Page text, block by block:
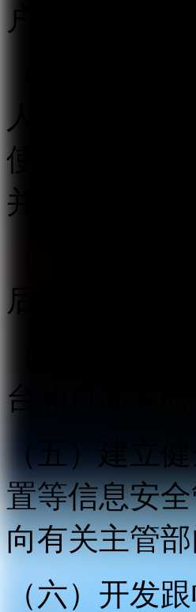
户提供跟帖评
人信息应当
使用规则，
并经被收集者
后发制度。
台和页面同
（五）建立
置等信息安
向有关主管
（六）开发